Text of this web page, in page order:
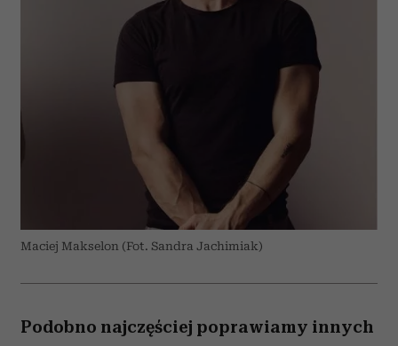
Maciej Makselon (Fot. Sandra Jachimiak)
Podobno najczęściej poprawiamy innych